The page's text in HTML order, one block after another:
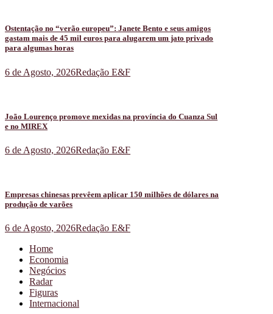
Ostentação no “verão europeu”: Janete Bento e seus amigos
gastam mais de 45 mil euros para alugarem um jato privado
para algumas horas
6 de Agosto, 2026Redação E&F
João Lourenço promove mexidas na província do Cuanza Sul
e no MIREX
6 de Agosto, 2026Redação E&F
Empresas chinesas prevêem aplicar 150 milhões de dólares na
produção de varões
6 de Agosto, 2026Redação E&F
Home
Economia
Negócios
Radar
Figuras
Internacional